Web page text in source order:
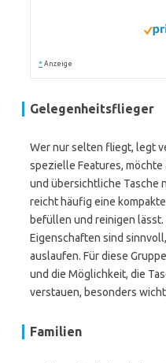
* Anzeige
Gelegenheitsflieger
Wer nur selten fliegt, legt
spezielle Features,
und übersichtliche Tasche
reicht häufig eine
befüllen und reinigen
Eigenschaften sind
auslaufen. Für diese
und die Möglichkeit, die
verstauen, besonders
Familien